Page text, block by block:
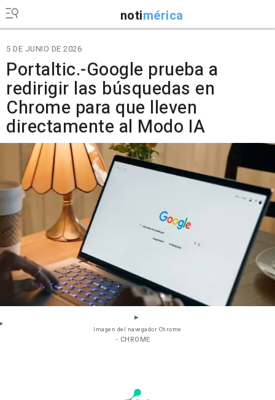
notimérica
5 DE JUNIO DE 2026
Portaltic.-Google prueba a
redirigir las búsquedas en
Chrome para que lleven
directamente al Modo IA
Imagen del navegador Chrome
- CHROME